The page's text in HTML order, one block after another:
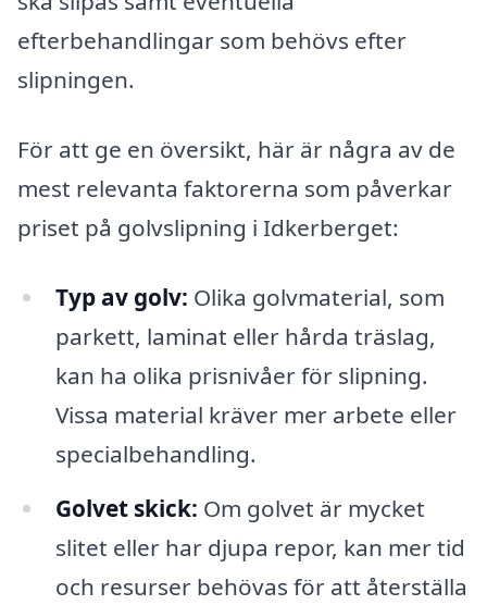
efterbehandlingar som behövs efter
slipningen.
För att ge en översikt, här är några av de
mest relevanta faktorerna som påverkar
priset på golvslipning i Idkerberget:
Typ av golv: Olika golvmaterial, som
parkett, laminat eller hårda träslag,
kan ha olika prisnivåer för slipning.
Vissa material kräver mer arbete eller
specialbehandling.
Golvet skick: Om golvet är mycket
slitet eller har djupa repor, kan mer tid
och resurser behövas för att återställa